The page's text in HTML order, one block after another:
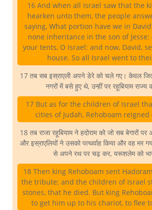
16 And when all Israel saw that the
hearken unto them, the people
saying, What portion have we in
none inheritance in the son of
your tents, O Israel: and now, David,
house. So all Israel went to
17 तब सब इस्राएली अपने डेरे को चले गए। केवल
नगरों में बसे हुए थे, उन्हीं पर रहूबियाम राज्य
17 But as for the children of Israel
cities of Judah, Rehoboam
18 तब राजा रहूबियाम ने हदोराम को जो सब बेगारों पर
और इस्राएलियों ने उसको पत्थर्वाह किया और वह मर
से अपने रथ पर चढ़ कर, यरूशलेम को
18 Then king Rehoboam sent
the tribute; and the children of Israel
stones, that he died. But king
to get him up to his chariot, to flee